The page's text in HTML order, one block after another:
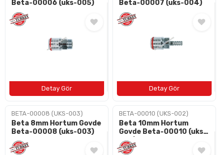
Beta-00006 (uks-005)
Beta-00007 (uks-004)
BETA-00008 (UKS-003)
Beta 8mm Hortum Govde
Beta-00008 (uks-003)
BETA-00010 (UKS-002)
Beta 10mm Hortum
Govde Beta-00010 (uks-
002)